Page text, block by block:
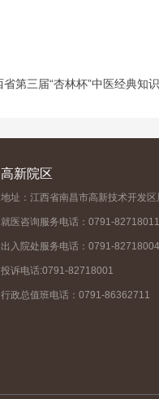
高新院区
地址：江西省南昌市高新技术开发
就医咨询服务电话：0791-82718011
出入院处服务电话：0791-82718004
投诉电话:0791-82718001
行政总值班电话：0791-86362711